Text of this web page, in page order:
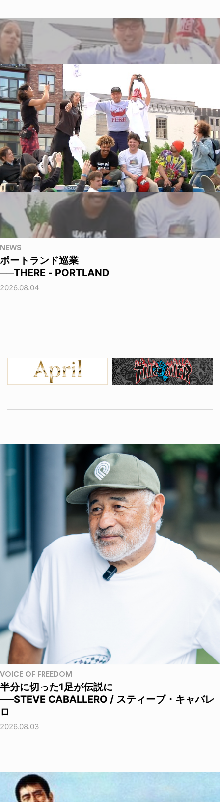
NEWS
ポートランド巡業
──THERE - PORTLAND
2026.08.04
VOICE OF FREEDOM
半分に切った1足が伝説に
──STEVE CABALLERO / スティーブ・キャバレ
ロ
2026.08.03